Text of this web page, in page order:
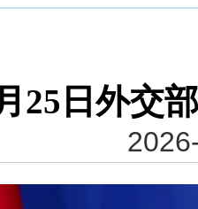
25日外交